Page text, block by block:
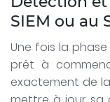
SIEM ou au
Une fois la phase
prêt à
exactement de